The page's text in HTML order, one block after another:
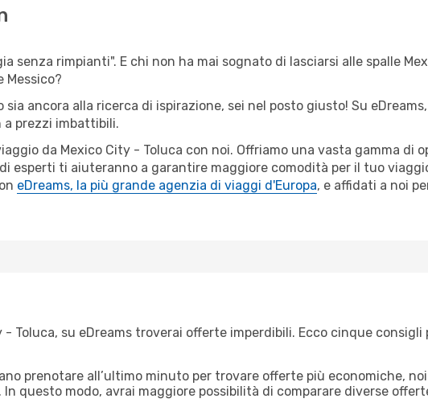
senza rimpianti". E chi non ha mai sognato di lasciarsi alle spalle
Messico?
ancora alla ricerca di ispirazione, sei nel posto giusto! Su
a prezzi imbattibili.
da Mexico City - Toluca con noi. Offriamo una vasta gamma di
esperti ti aiuteranno a garantire maggiore comodità per il tuo
eDreams, la più grande agenzia di viaggi d'Europa, e affidati a noi
Toluca, su eDreams troverai offerte imperdibili. Ecco cinque consigli
prenotare all’ultimo minuto per trovare offerte più economiche,
questo modo, avrai maggiore possibilità di comparare diverse